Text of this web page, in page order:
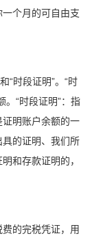
个月的可自由支
“时段证明”。“时
。“时段证明”：指
明账户余额的一
的证明、我们所
和存款证明的，
的完税凭证，用